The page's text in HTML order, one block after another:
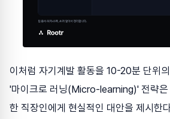
이처럼 자기계발 활동을 10-20분 단위
'마이크로 러닝(Micro-learning)' 전략은
한 직장인에게 현실적인 대안을 제시한